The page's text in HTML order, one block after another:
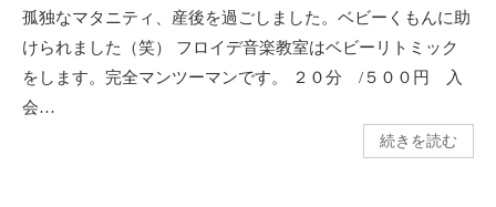
孤独なマタニティ、産後を過ごしました。ベビーくもんに助
けられました（笑） フロイデ音楽教室はベビーリトミック
をします。完全マンツーマンです。 ２０分 /５００円 入
会…
続きを読む